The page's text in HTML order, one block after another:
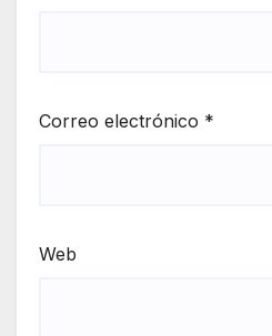
Correo electrónico *
Web